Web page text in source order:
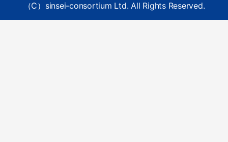
（C）sinsei-consortium Ltd. All Rights Reserved.